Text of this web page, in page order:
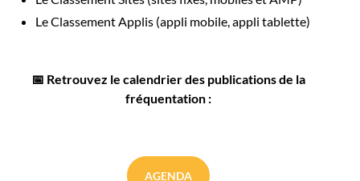
Le Classement Applis (appli mobile, appli tablette)
📅 Retrouvez le calendrier des publications de la
fréquentation :
AGENDA